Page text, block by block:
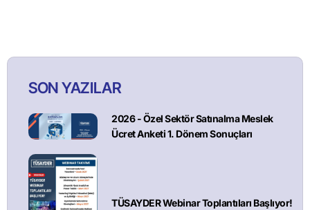
SON YAZILAR
2026 - Özel Sektör Satınalma Meslek
Ücret Anketi 1. Dönem Sonuçları
TÜSAYDER Webinar Toplantıları Başlıyor!